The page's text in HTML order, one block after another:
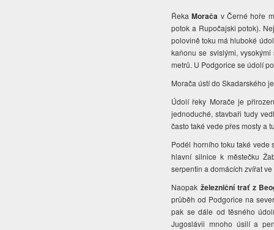
ŘekaMorača v Černé hoře
potok a Rupočajski potok).
polovině toku má hluboké
kaňonu se svislými,
metrů. U Podgorice se údolí
Morača ústí do Skadarského
Údolí řeky Morače je
jednoduché, stavbaři tudy
často také vede přes mosty a
Podél horního toku také vede
hlavní silnice k městečku
serpentin a domácích zvířat
Naopak železniční trať z
průběh od Podgorice na
pak se dále od těsného
Jugoslávii mnoho úsilí a